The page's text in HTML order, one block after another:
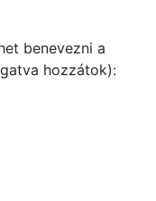
benevezni a
hozzátok):